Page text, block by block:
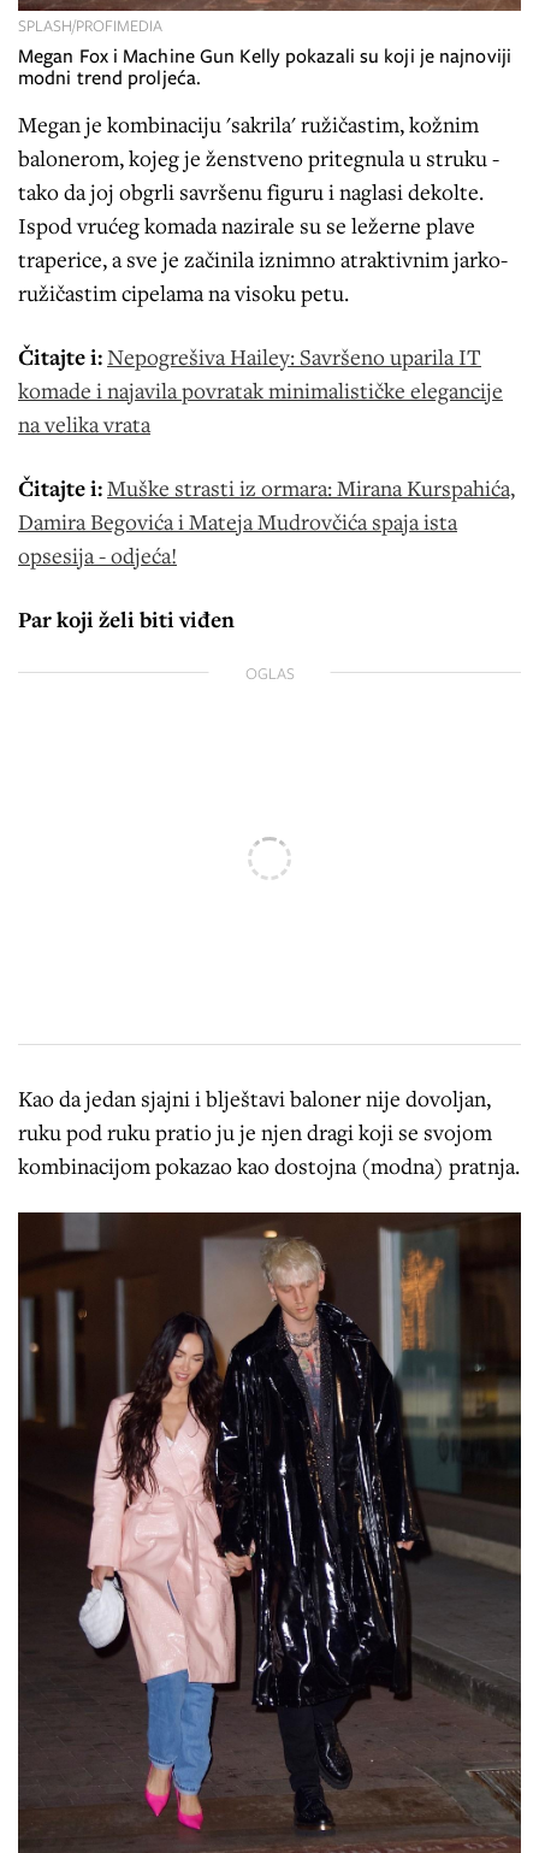
Megan Fox i Machine Gun Kelly pokazali su koji je najnoviji
modni trend proljeća.
SPLASH/PROFIMEDIA
Megan je kombinaciju 'sakrila' ružičastim, kožnim
balonerom, kojeg je ženstveno pritegnula u struku -
tako da joj obgrli savršenu figuru i naglasi dekolte.
Ispod vrućeg komada nazirale su se ležerne plave
traperice, a sve je začinila iznimno atraktivnim jarko-
ružičastim cipelama na visoku petu.
Čitajte i:Nepogrešiva Hailey: Savršeno uparila IT
komade i najavila povratak minimalističke elegancije
na velika vrata
Čitajte i:Muške strasti iz ormara: Mirana Kurspahića,
Damira Begovića i Mateja Mudrovčića spaja ista
opsesija - odjeća!
Par koji želi biti viđen
OGLAS
Kao da jedan sjajni i blještavi baloner nije dovoljan,
ruku pod ruku pratio ju je njen dragi koji se svojom
kombinacijom pokazao kao dostojna (modna) pratnja.